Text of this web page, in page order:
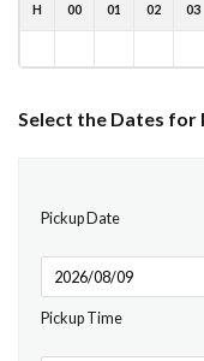
H 00 01 02 03
Select the Dates for
Pickup Date
Pickup Time